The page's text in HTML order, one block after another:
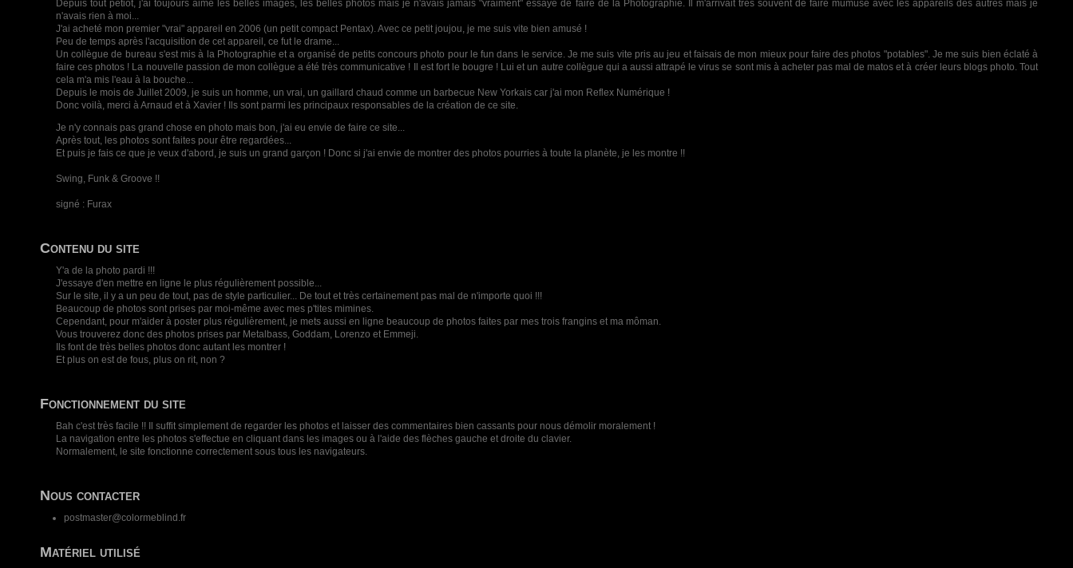
Depuis tout petiot, j'ai toujours aimé les belles images, les belles photos mais je n'avais jamais "vraiment" essayé de faire de la Photographie. Il m'arrivait très souvent de faire mumuse avec les appareils des autres mais je
n'avais rien à moi...
J'ai acheté mon premier "vrai" appareil en 2006 (un petit compact Pentax). Avec ce petit joujou, je me suis vite bien amusé !
Peu de temps après l'acquisition de cet appareil, ce fut le drame...
Un collègue de bureau s'est mis à la Photographie et a organisé de petits concours photo pour le fun dans le service. Je me suis vite pris au jeu et faisais de mon mieux pour faire des photos "potables". Je me suis bien éclaté à
faire ces photos ! La nouvelle passion de mon collègue a été très communicative ! Il est fort le bougre ! Lui et un autre collègue qui a aussi attrapé le virus se sont mis à acheter pas mal de matos et à créer leurs blogs photo. Tout
cela m'a mis l'eau à la bouche...
Depuis le mois de Juillet 2009, je suis un homme, un vrai, un gaillard chaud comme un barbecue New Yorkais car j'ai mon Reflex Numérique !
Donc voilà, merci à Arnaud et à Xavier ! Ils sont parmi les principaux responsables de la création de ce site.
Je n'y connais pas grand chose en photo mais bon, j'ai eu envie de faire ce site...
Après tout, les photos sont faites pour être regardées...
Et puis je fais ce que je veux d'abord, je suis un grand garçon ! Donc si j'ai envie de montrer des photos pourries à toute la planète, je les montre !!
Swing, Funk & Groove !!
signé : Furax
Contenu du site
Y'a de la photo pardi !!!
J'essaye d'en mettre en ligne le plus régulièrement possible...
Sur le site, il y a un peu de tout, pas de style particulier... De tout et très certainement pas mal de n'importe quoi !!!
Beaucoup de photos sont prises par moi-même avec mes p'tites mimines.
Cependant, pour m'aider à poster plus régulièrement, je mets aussi en ligne beaucoup de photos faites par mes trois frangins et ma môman.
Vous trouverez donc des photos prises par Metalbass, Goddam, Lorenzo et Emmeji.
Ils font de très belles photos donc autant les montrer !
Et plus on est de fous, plus on rit, non ?
Fonctionnement du site
Bah c'est très facile !! Il suffit simplement de regarder les photos et laisser des commentaires bien cassants pour nous démolir moralement !
La navigation entre les photos s'effectue en cliquant dans les images ou à l'aide des flèches gauche et droite du clavier.
Normalement, le site fonctionne correctement sous tous les navigateurs.
Nous contacter
postmaster@colormeblind.fr
Matériel utilisé